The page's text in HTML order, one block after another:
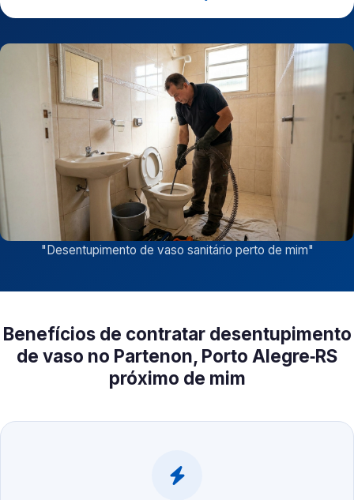
"Desentupimento de vaso sanitário perto de mim"
Benefícios de contratar desentupimento
de vaso no Partenon, Porto Alegre‑RS
próximo de mim